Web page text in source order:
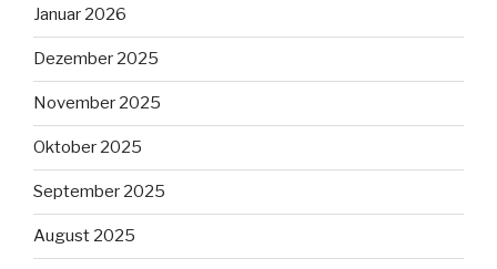
Januar 2026
Dezember 2025
November 2025
Oktober 2025
September 2025
August 2025